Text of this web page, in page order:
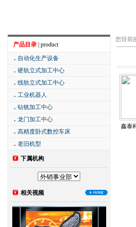
产品目录 | product
． 自动化生产设备
． 硬轨立式加工中心
． 线轨立式加工中心
． 工业机器人
． 钻铣加工中心
． 龙门加工中心
． 高精度卧式数控车床
． 老旧机型
下属机构
相关视频
您目前
鑫泰